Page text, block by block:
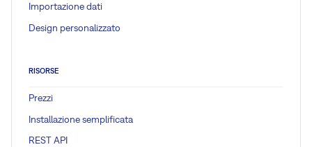
Importazione dati
Design personalizzato
RISORSE
Prezzi
Installazione semplificata
REST API